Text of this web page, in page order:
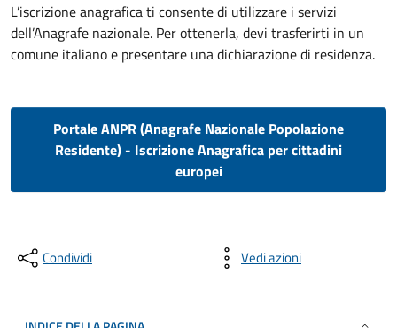
L’iscrizione anagrafica ti consente di utilizzare i servizi
dell’Anagrafe nazionale. Per ottenerla, devi trasferirti in un
comune italiano e presentare una dichiarazione di residenza.
Portale ANPR (Anagrafe Nazionale Popolazione
Residente) - Iscrizione Anagrafica per cittadini
europei
Condividi Vedi azioni